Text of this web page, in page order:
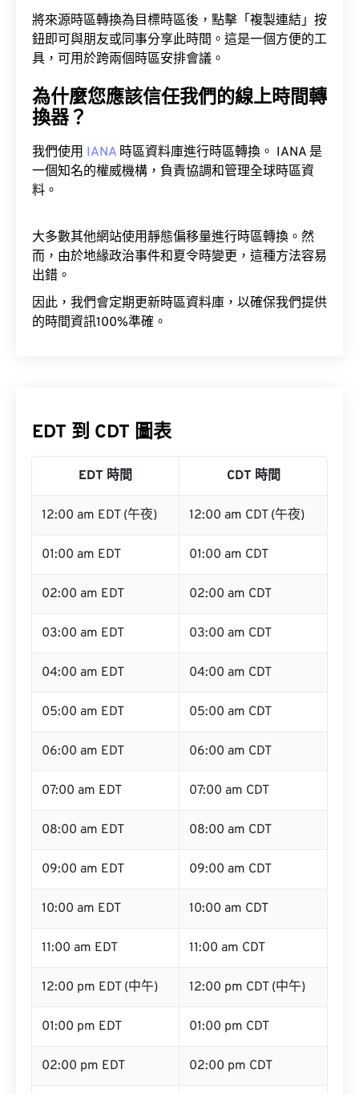
將來源時區轉換為目標時區後，點擊「複製連結」按
鈕即可與朋友或同事分享此時間。這是一個方便的工
具，可用於跨兩個時區安排會議。
為什麼您應該信任我們的線上時間轉
換器？
我們使用 IANA 時區資料庫進行時區轉換。 IANA 是
一個知名的權威機構，負責協調和管理全球時區資
料。
大多數其他網站使用靜態偏移量進行時區轉換。然
而，由於地緣政治事件和夏令時變更，這種方法容易
出錯。
因此，我們會定期更新時區資料庫，以確保我們提供
的時間資訊100%準確。
EDT 到 CDT 圖表
EDT 時間 CDT 時間
12:00 am EDT (午夜) 12:00 am CDT (午夜)
01:00 am EDT 01:00 am CDT
02:00 am EDT 02:00 am CDT
03:00 am EDT 03:00 am CDT
04:00 am EDT 04:00 am CDT
05:00 am EDT 05:00 am CDT
06:00 am EDT 06:00 am CDT
07:00 am EDT 07:00 am CDT
08:00 am EDT 08:00 am CDT
09:00 am EDT 09:00 am CDT
10:00 am EDT 10:00 am CDT
11:00 am EDT 11:00 am CDT
12:00 pm EDT (中午) 12:00 pm CDT (中午)
01:00 pm EDT 01:00 pm CDT
02:00 pm EDT 02:00 pm CDT